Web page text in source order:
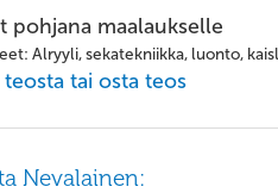
pohjana maalaukselle
Alryyli, sekatekniikka, luonto,
teosta tai osta teos
Nevalainen: